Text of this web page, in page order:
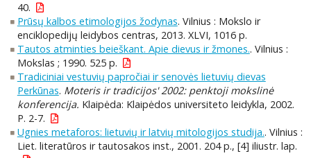
40.
Prūsų kalbos etimologijos žodynas. Vilnius : Mokslo ir
enciklopedijų leidybos centras, 2013. XLVI, 1016 p.
Tautos atminties beieškant. Apie dievus ir žmones.. Vilnius :
Mokslas ; 1990. 525 p.
Tradiciniai vestuvių papročiai ir senovės lietuvių dievas
Perkūnas. Moteris ir tradicijos' 2002: penktoji mokslinė
konferencija. Klaipėda: Klaipėdos universiteto leidykla, 2002.
P. 2-7.
Ugnies metaforos: lietuvių ir latvių mitologijos studija.. Vilnius :
Liet. literatūros ir tautosakos inst., 2001. 204 p., [4] iliustr. lap.